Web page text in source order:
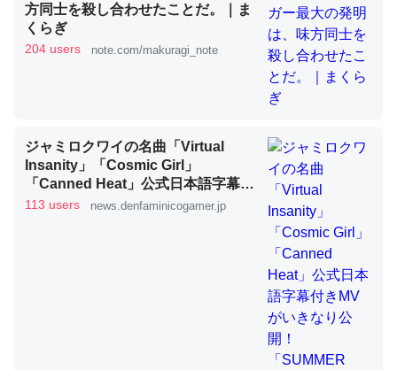
これを元に考えるとカルシウムを大量に使う脊椎動物と貝
類は苦労してるんだな…。腹足類だと殻を無くしてナメク
いのか」に関する新仮説
ウチもEchoを実家に置いて４年。でたまに覗いてる。ぼ
ちぼちRingも置こうかと画策中。あと、Googleマップで
位置情報を共有してる。電池残量や充電中かが分かるので
─たまにLINEするくらいだった遠方の父67歳と僕。ITツール導入で
コミュニケーションが劇的に変化した｜tayorini by LIFULL介護
方同士を殺し合わせたことだ。｜ま
くらぎ
204 users note.com/makuragi_note
ジャミロクワイの名曲「Virtual
Insanity」「Cosmic Girl」
「Canned Heat」公式日本語字幕付
きMVがいきなり公開！「SUMMER
113 users news.denfaminicogamer.jp